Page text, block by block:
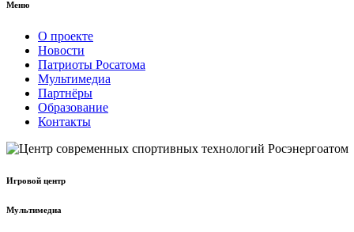
Меню
О проекте
Новости
Патриоты Росатома
Мультимедиа
Партнёры
Образование
Контакты
Игровой центр
Мультимедиа